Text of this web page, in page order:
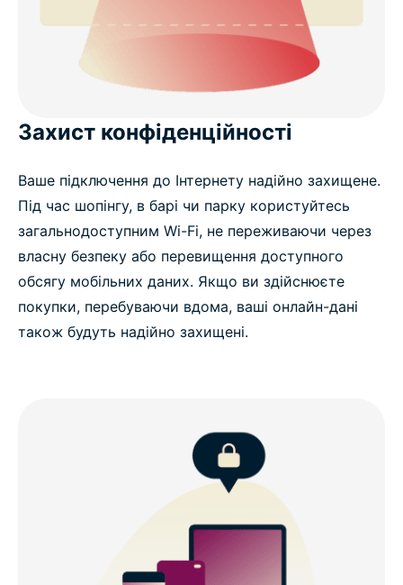
Захист конфіденційності
Ваше підключення до Інтернету надійно захищене.
Під час шопінгу, в барі чи парку користуйтесь
загальнодоступним Wi-Fi, не переживаючи через
власну безпеку або перевищення доступного
обсягу мобільних даних. Якщо ви здійснюєте
покупки, перебуваючи вдома, ваші онлайн-дані
також будуть надійно захищені.